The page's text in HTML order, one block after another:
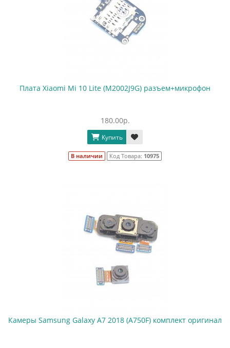
Плата Xiaomi Mi 10 Lite (M2002J9G) разъем+микрофон
180.00р.
Купить
В наличии Код Товара: 10975
Камеры Samsung Galaxy A7 2018 (A750F) комплект оригинал